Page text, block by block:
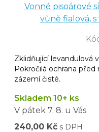
Vonné pisoárové
vůně fialová,
Zklidňující levandulová
Pokročilá ochrana
zázemí čisté.
Skladem 10+ ks
V pátek 7. 8. u Vás
240,00 Kč s DPH